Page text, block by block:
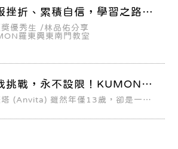
跑贏別人，只求自己不要變成「害群之
。挫折、累積自信，學習之路越
順暢！
獎優秀生 /林品佑分享
羅東興東南門教室
挑戰，永不設限！KUMON點
習的熱情
塔 (Anvita) 雖然年僅13歲，卻是一個